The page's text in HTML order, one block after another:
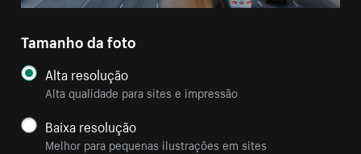
Tamanho da foto
Alta resolução
Alta qualidade para sites e impressão
Baixa resolução
Melhor para pequenas ilustrações em sites